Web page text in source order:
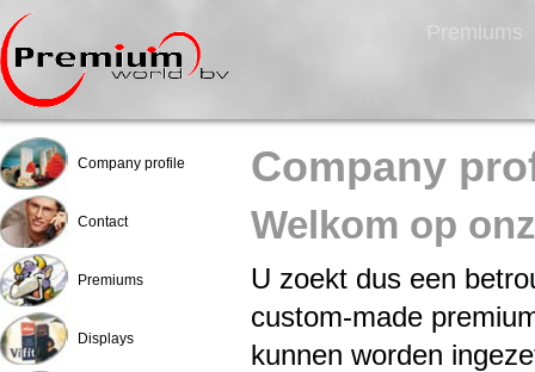
Premiums
Company
Welkom op
U zoekt dus een
custom-made
kunnen worden
Company profile
Contact
Premiums
Displays